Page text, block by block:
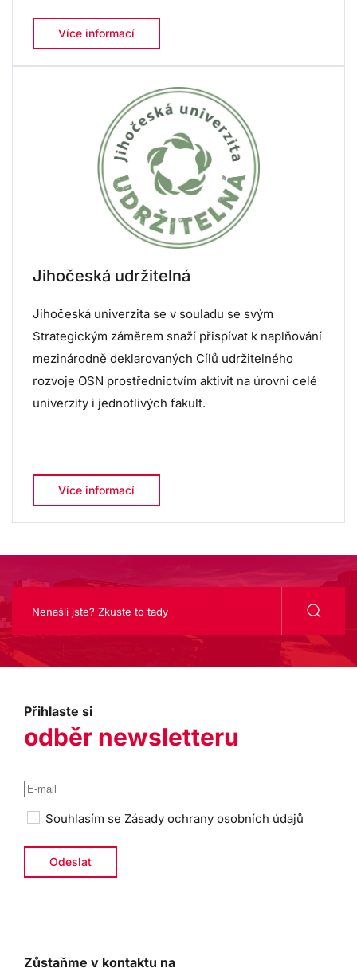
Více informací
Jihočeská udržitelná
Jihočeská univerzita se v souladu se svým
Strategickým záměrem snaží přispívat k naplňování
mezinárodně deklarovaných Cílů udržitelného
rozvoje OSN prostřednictvím aktivit na úrovni celé
univerzity i jednotlivých fakult.
Více informací
Přihlaste si
odběr newsletteru
Souhlasím se Zásady ochrany osobních údajů
Zůstaňme v kontaktu na